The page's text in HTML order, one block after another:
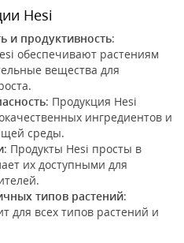
Hesi
и продуктивность:
обеспечивают растениям
вещества для
: Продукция Hesi
ингредиентов и
среды.
: Продукты Hesi просты в
их доступными для
типов растений:
для всех типов растений и